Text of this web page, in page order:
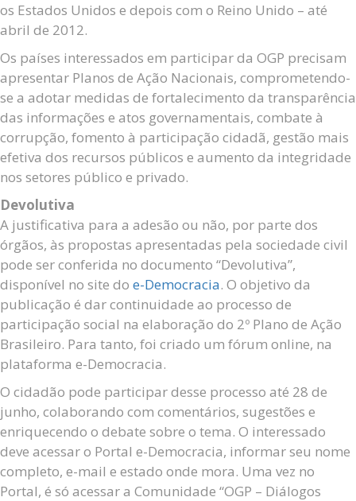
os Estados Unidos e depois com o Reino Unido – até
abril de 2012.
Os países interessados em participar da OGP precisam
apresentar Planos de Ação Nacionais, comprometendo-
se a adotar medidas de fortalecimento da transparência
das informações e atos governamentais, combate à
corrupção, fomento à participação cidadã, gestão mais
efetiva dos recursos públicos e aumento da integridade
nos setores público e privado.
Devolutiva
A justificativa para a adesão ou não, por parte dos
órgãos, às propostas apresentadas pela sociedade civil
pode ser conferida no documento “Devolutiva”,
disponível no site do e-Democracia. O objetivo da
publicação é dar continuidade ao processo de
participação social na elaboração do 2º Plano de Ação
Brasileiro. Para tanto, foi criado um fórum online, na
plataforma e-Democracia.
O cidadão pode participar desse processo até 28 de
junho, colaborando com comentários, sugestões e
enriquecendo o debate sobre o tema. O interessado
deve acessar o Portal e-Democracia, informar seu nome
completo, e-mail e estado onde mora. Uma vez no
Portal, é só acessar a Comunidade “OGP – Diálogos